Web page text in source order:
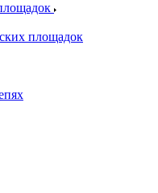
площадок